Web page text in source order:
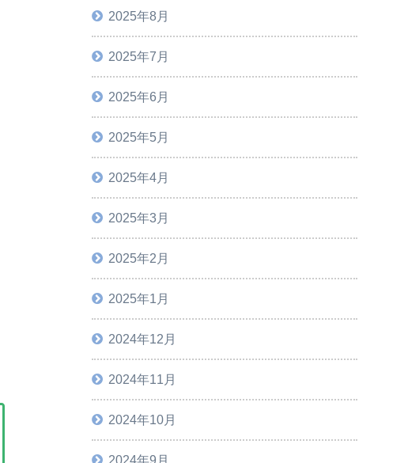
2025年8月
2025年7月
2025年6月
2025年5月
2025年4月
2025年3月
2025年2月
2025年1月
2024年12月
2024年11月
2024年10月
2024年9月